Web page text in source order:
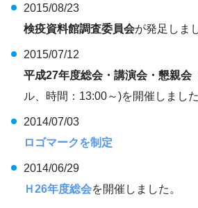
2015/08/23
検疫資料館調査委員会が発足しま
2015/07/12
平成27年度総会・講演会・懇親会
ル、時間：13:00～)を開催しました
2014/07/03
ロゴマークを制定
2014/06/29
Ｈ26年度総会を開催しました。